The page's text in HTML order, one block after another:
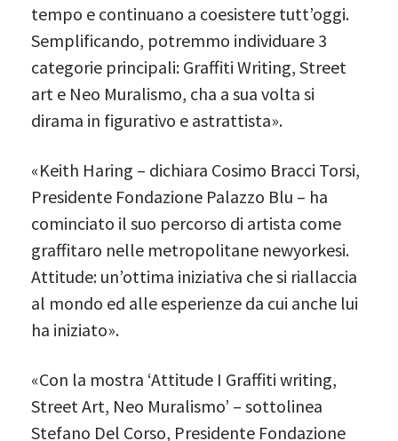
tempo e continuano a coesistere tutt’oggi.
Semplificando, potremmo individuare 3
categorie principali: Graffiti Writing, Street
art e Neo Muralismo, cha a sua volta si
dirama in figurativo e astrattista».
«Keith Haring – dichiara Cosimo Bracci Torsi,
Presidente Fondazione Palazzo Blu – ha
cominciato il suo percorso di artista come
graffitaro nelle metropolitane newyorkesi.
Attitude: un’ottima iniziativa che si riallaccia
al mondo ed alle esperienze da cui anche lui
ha iniziato».
«Con la mostra ‘Attitude I Graffiti writing,
Street Art, Neo Muralismo’ – sottolinea
Stefano Del Corso, Presidente Fondazione